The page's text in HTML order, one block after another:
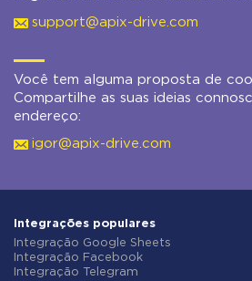
support@apix-drive.com
Você tem alguma proposta de
Compartilhe as suas ideias
endereço:
igor@apix-drive.com
Integrações populares
Integração Google Sheets
Integração Facebook
Integração Telegram